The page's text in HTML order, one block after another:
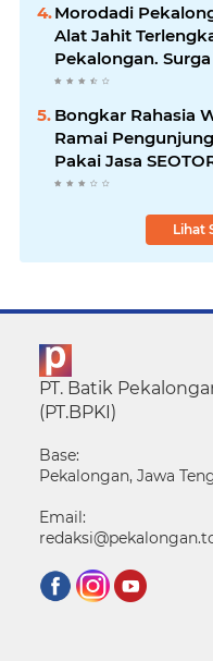
Morodadi
Alat Jahit
Pekalongan.
Jahit Menjahit di
Bongkar Rahasia
Ramai
Pakai Jasa
Lihat
PT. Batik
(PT.BPKI)
Base:
Pekalongan, Jawa
Email: